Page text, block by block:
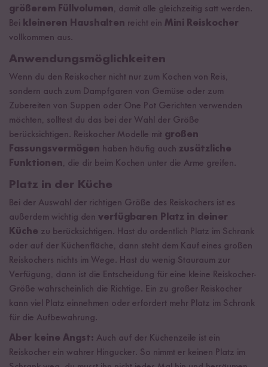
größerem Füllvolumen, damit alle gleichzeitig satt werden.
Bei kleineren Haushalten reicht ein Mini Reiskocher
vollkommen aus.
Anwendungsmöglichkeiten
Wenn du den Reiskocher nicht nur zum Kochen von Reis,
sondern auch zum Dampfgaren von Gemüse oder zum
Zubereiten von Suppen oder One Pot Gerichten verwenden
möchten, solltest du das bei der Wahl der Größe
berücksichtigen. Reiskocher Modelle mit großen
Fassungsvermögen haben häufig auch zusätzliche
Funktionen, die dir beim Kochen unter die Arme greifen.
Platz in der Küche
Bei der Auswahl der richtigen Größe des Reiskochers ist es
außerdem wichtig den verfügbaren Platz in deiner
Küche zu berücksichtigen. Hast du ordentlich Platz im Schrank
oder auf der Küchenfläche, dann steht dem Kauf eines großen
Reiskochers nichts im Wege. Hast du wenig Stauraum zur
Verfügung, dann ist die Entscheidung für eine kleine Reiskocher-
Größe wahrscheinlich die Richtige. Ein zu großer Reiskocher
kann viel Platz einnehmen oder erfordert mehr Platz im Schrank
für die Aufbewahrung.
Aber keine Angst: Auch auf der Küchenzeile ist ein
Reiskocher ein wahrer Hingucker. So nimmt er keinen Platz im